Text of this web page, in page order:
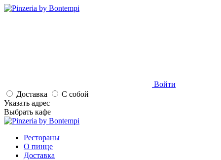
Войти
Доставка
С собой
Указать адрес
Выбрать кафе
Рестораны
О пинце
Доставка